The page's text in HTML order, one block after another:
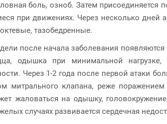
боль, озноб. Затем присоединяется
при движениях. Через несколько дней
тазобедренные.
после начала заболевания
одышка при минимальной
Через 1-2 года после первой атаки
митрального клапана, реже
жаловаться на одышку,
случаях развивается сердечная